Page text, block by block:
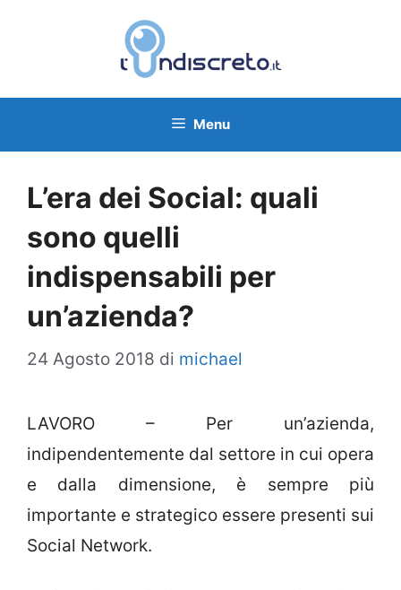
Menu
L’era dei Social: quali
sono quelli
indispensabili per
un’azienda?
24 Agosto 2018 di michael
LAVORO – Per un’azienda,
indipendentemente dal settore in cui opera
e dalla dimensione, è sempre più
importante e strategico essere presenti sui
Social Network.